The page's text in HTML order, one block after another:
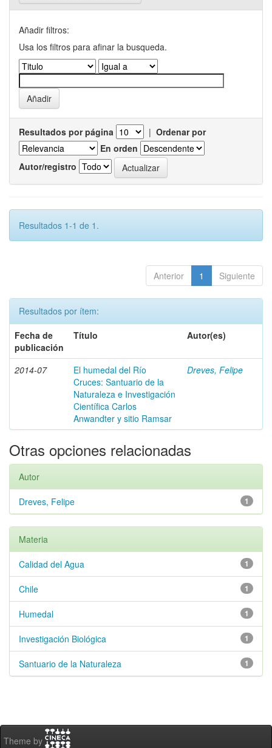
Añadir filtros:
Usa los filtros para afinar la busqueda.
Resultados por página | Ordenar por
En orden
Autor/registro
Resultados 1-1 de 1.
Anterior 1 Siguiente
Resultados por ítem:
Fecha de
publicación
Título Autor(es)
2014-07
El humedal del Río
Cruces: Santuario de la
Naturaleza e Investigación
Científica Carlos
Anwandter y sitio Ramsar
Dreves, Felipe
Otras opciones relacionadas
Autor
1
Dreves, Felipe
Materia
1
Calidad del Agua
1
Chile
1
Humedal
1
Investigación Biológica
1
Santuario de la Naturaleza
Theme by